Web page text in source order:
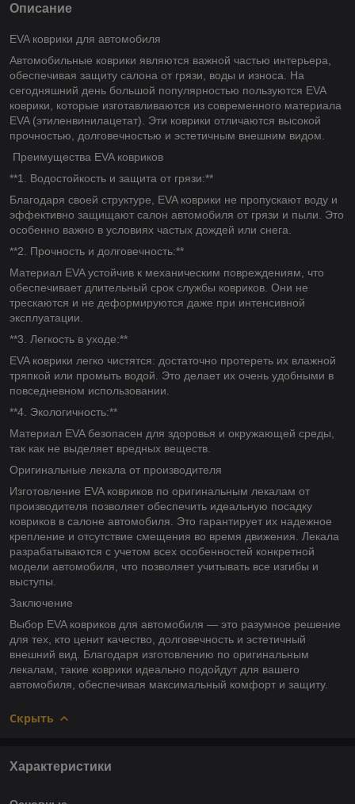
Описание
EVA коврики для автомобиля
Автомобильные коврики являются важной частью интерьера,
обеспечивая защиту салона от грязи, воды и износа. На
сегодняшний день большой популярностью пользуются EVA
коврики, которые изготавливаются из современного материала
EVA (этиленвинилацетат). Эти коврики отличаются высокой
прочностью, долговечностью и эстетичным внешним видом.
Преимущества EVA ковриков
**1. Водостойкость и защита от грязи:**
Благодаря своей структуре, EVA коврики не пропускают воду и
эффективно защищают салон автомобиля от грязи и пыли. Это
особенно важно в условиях частых дождей или снега.
**2. Прочность и долговечность:**
Материал EVA устойчив к механическим повреждениям, что
обеспечивает длительный срок службы ковриков. Они не
трескаются и не деформируются даже при интенсивной
эксплуатации.
**3. Легкость в уходе:**
EVA коврики легко чистятся: достаточно протереть их влажной
тряпкой или промыть водой. Это делает их очень удобными в
повседневном использовании.
**4. Экологичность:**
Материал EVA безопасен для здоровья и окружающей среды,
так как не выделяет вредных веществ.
Оригинальные лекала от производителя
Изготовление EVA ковриков по оригинальным лекалам от
производителя позволяет обеспечить идеальную посадку
ковриков в салоне автомобиля. Это гарантирует их надежное
крепление и отсутствие смещения во время движения. Лекала
разрабатываются с учетом всех особенностей конкретной
модели автомобиля, что позволяет учитывать все изгибы и
выступы.
Заключение
Выбор EVA ковриков для автомобиля — это разумное решение
для тех, кто ценит качество, долговечность и эстетичный
внешний вид. Благодаря изготовлению по оригинальным
лекалам, такие коврики идеально подойдут для вашего
автомобиля, обеспечивая максимальный комфорт и защиту.
Скрыть
Характеристики